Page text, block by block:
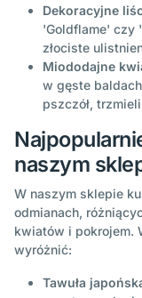
Dekoracyjne
'Goldflame' czy
złociste
Miododajne
w gęste
pszczół,
naszym
W naszym sklepie
odmianach,
kwiatów i pokrojem.
wyróżnić:
Tawuła